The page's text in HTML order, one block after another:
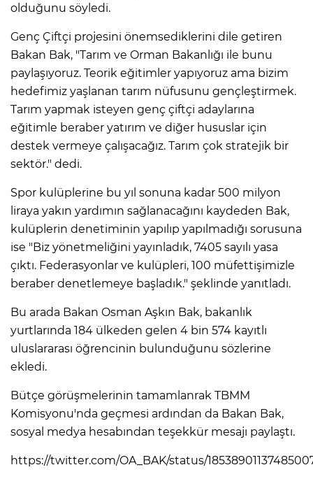
olduğunu söyledi.
Genç Çiftçi projesini önemsediklerini dile getiren
Bakan Bak, "Tarım ve Orman Bakanlığı ile bunu
paylaşıyoruz. Teorik eğitimler yapıyoruz ama bizim
hedefimiz yaşlanan tarım nüfusunu gençleştirmek.
Tarım yapmak isteyen genç çiftçi adaylarına
eğitimle beraber yatırım ve diğer hususlar için
destek vermeye çalışacağız. Tarım çok stratejik bir
sektör." dedi.
Spor kulüplerine bu yıl sonuna kadar 500 milyon
liraya yakın yardımın sağlanacağını kaydeden Bak,
kulüplerin denetiminin yapılıp yapılmadığı sorusuna
ise "Biz yönetmeliğini yayınladık, 7405 sayılı yasa
çıktı. Federasyonlar ve kulüpleri, 100 müfettişimizle
beraber denetlemeye başladık." şeklinde yanıtladı.
Bu arada Bakan Osman Aşkın Bak, bakanlık
yurtlarında 184 ülkeden gelen 4 bin 574 kayıtlı
uluslararası öğrencinin bulunduğunu sözlerine
ekledi.
Bütçe görüşmelerinin tamamlanrak TBMM
Komisyonu'nda geçmesi ardından da Bakan Bak,
sosyal medya hesabından teşekkür mesajı paylaştı.
https://twitter.com/OA_BAK/status/